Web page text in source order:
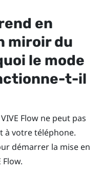
en
miroir du
le mode
t-il
VIVE Flow ne peut pas
à votre téléphone.
démarrer la mise en
Flow.